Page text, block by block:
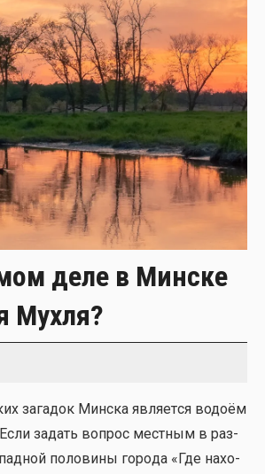
деле в Минске
Мухля?
зага­док Мин­ска явля­ет­ся водо­ём
задать вопрос мест­ным в раз­
поло­ви­ны горо­да «Где нахо­